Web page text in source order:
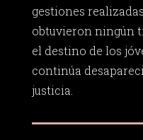
gestiones
obtuvieron ningún
el destino de los
continúa
justicia.